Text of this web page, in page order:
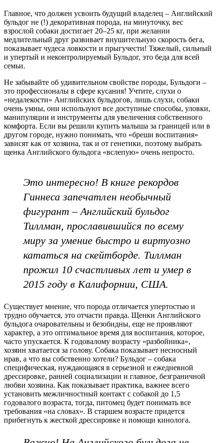
Главное, что должен усвоить будущий владелец – Английский
бульдог не (!) декоративная порода, на минуточку, вес
взрослой собаки достигает 20–25 кг, при желании
медлительный друг развивает внушительную скорость бега,
показывает чудеса ловкости и прыгучести! Тяжелый, сильный
и упертый и неконтролируемый Бульдог, это беда для всей
семьи.
Не забывайте об удивительном свойстве породы, Бульдоги –
это профессионалы в сфере кусания! Учтите, слухи о
«недалекости» Английских бульдогов, лишь слухи, собаки
очень умны, они используют все доступные способы, уловки,
манипуляции и инструменты для увеличения собственного
комфорта. Если вы решили купить малыша за границей или в
другом городе, нужно понимать, что «бреши воспитания»
зависят как от хозяина, так и от генетики, поэтому выбрать
щенка Английского бульдога «вслепую» очень непросто.
Это интересно! В книге рекордов
Гиннеса запечатлен необычный
фигурант – Английский бульдог
Тиллман, прославившийся по всему
миру за умение быстро и виртуозно
кататься на скейтборде. Тиллман
прожил 10 счастливых лет и умер в
2015 году в Калифорнии, США.
Существует мнение, что порода отличается упертостью и
трудно обучается, это отчасти правда. Щенки Английского
бульдога очаровательны и безобидны, еще не проявляют
характер, а это оптимальное время для воспитания, которое,
часто упускается. К годовалому возрасту «разбойника»,
хозяин хватается за голову. Собака показывает несносный
нрав, а что вы собственно хотели? Бульдог – собака
специфическая, нуждающаяся в серьезной и ежедневной
дрессировке, ранней социализации и главное, безграничной
любви хозяина. Как показывает практика, важнее всего
установить межличностный контакт с собакой до 1,5
годовалого возраста, тогда, питомец будет понимать все
требования «на словах». В старшем возрасте придется
прибегнуть к жесткой дрессировке и помощи кинолога.